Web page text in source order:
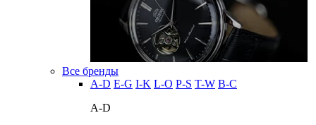
Все бренды
A-D E-G I-K L-O P-S T-W В-С
A-D